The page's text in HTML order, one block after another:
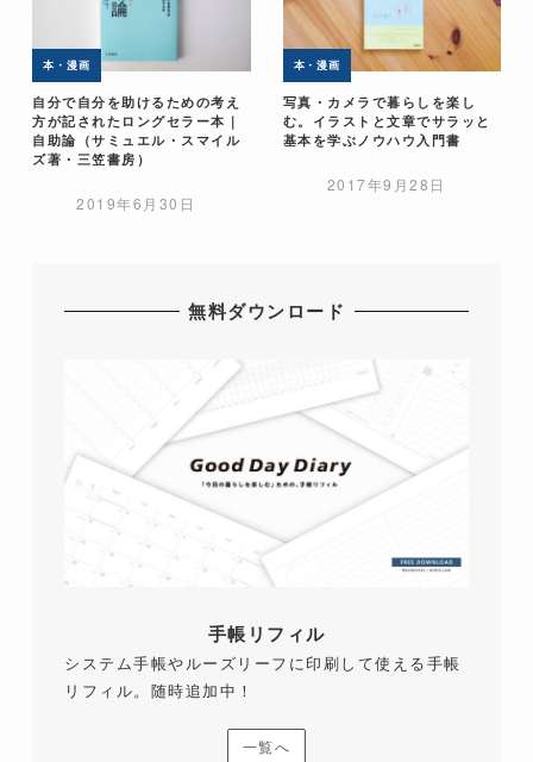
本・漫画
自分で自分を助けるための考え
方が記されたロングセラー本｜
自助論（サミュエル・スマイル
ズ著・三笠書房）
2019年6月30日
本・漫画
写真・カメラで暮らしを楽し
む。イラストと文章でサラッと
基本を学ぶノウハウ入門書
2017年9月28日
無料ダウンロード
手帳リフィル
システム手帳やルーズリーフに印刷して使える手帳
リフィル。随時追加中！
一覧へ